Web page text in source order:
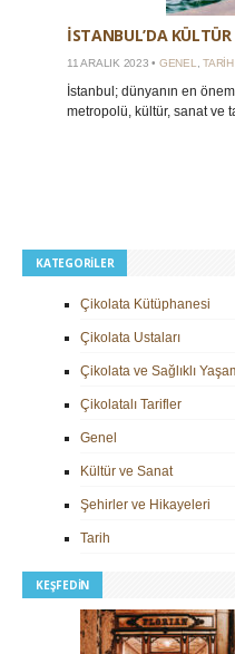
İSTANBUL’DA
11 ARALIK 2023 • GENEL TARIH
İstanbul; dünyanın en
metropolü, kültür, sanat ve
KATEGORILER
Çikolata Kütüphanesi
Çikolata Ustaları
Çikolata ve Sağlıklı
Çikolatalı Tarifler
Genel
Kültür ve Sanat
Şehirler ve Hikayeleri
Tarih
KEŞFEDIN